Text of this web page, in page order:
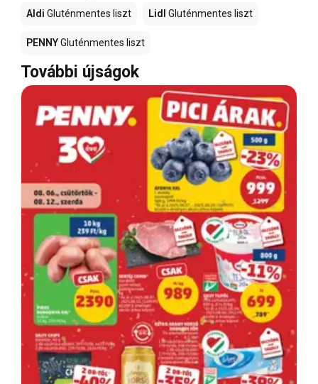
Aldi Gluténmentes liszt Lidl Gluténmentes liszt
PENNYGluténmentes liszt
További újságok